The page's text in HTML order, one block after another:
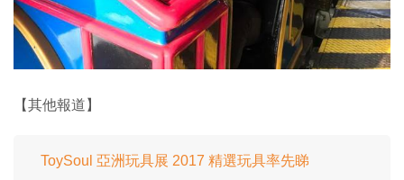
【其他報道】
ToySoul 亞洲玩具展 2017 精選玩具率先睇